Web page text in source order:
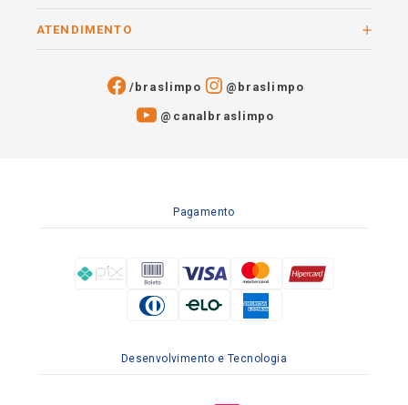
ATENDIMENTO
/braslimpo @braslimpo
@canalbraslimpo​
Pagamento
Desenvolvimento e Tecnologia